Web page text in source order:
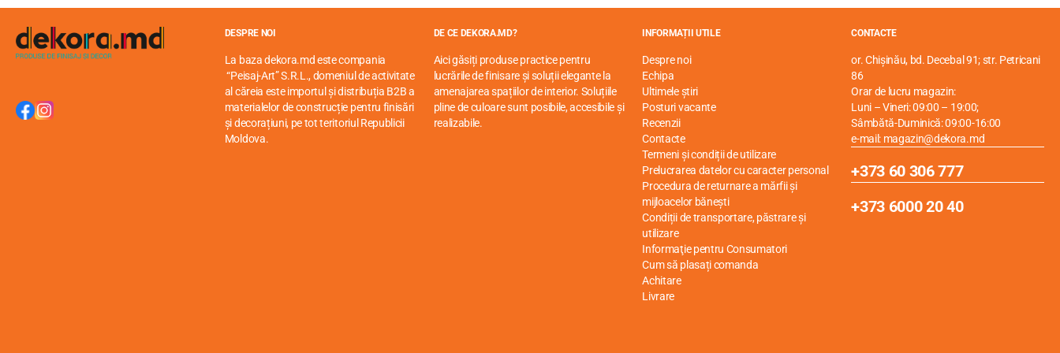
DESPRE NOI
La baza dekora.md este compania
“Peisaj-Art” S.R.L., domeniul de activitate
al căreia este importul și distribuția B2B a
materialelor de construcție pentru finisări
și decorațiuni, pe tot teritoriul Republicii
Moldova.
DE CE DEKORA.MD?
Aici găsiți produse practice pentru
lucrările de finisare și soluții elegante la
amenajarea spațiilor de interior. Soluțiile
pline de culoare sunt posibile, accesibile și
realizabile.
INFORMAȚII UTILE
Despre noi
Echipa
Ultimele știri
Posturi vacante
Recenzii
Contacte
Termeni și condiții de utilizare
Prelucrarea datelor cu caracter personal
Procedura de returnare a mărfii și
mijloacelor bănești
Condiții de transportare, păstrare și
utilizare
Informaţie pentru Consumatori
Cum să plasați comanda
Achitare
Livrare
CONTACTE
or. Chișinău, bd. Decebal 91; str. Petricani
86
Orar de lucru magazin:
Luni – Vineri: 09:00 – 19:00;
Sâmbătă-Duminică: 09:00-16:00
e-mail: magazin@dekora.md
+373 60 306 777
+373 6000 20 40